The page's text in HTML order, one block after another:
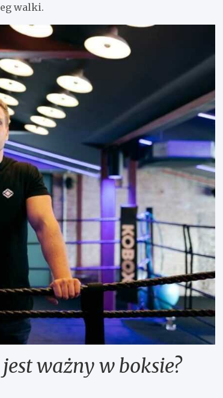
walki.
ważny w boksie?